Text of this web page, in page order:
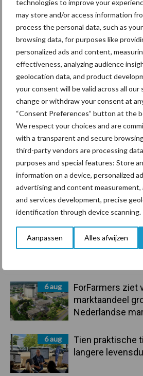
technologies to improve your
may store and/or access information
process the personal data, such as
browsing data, for purposes like
personalized ads and content,
effectiveness, analyzing audience
geolocation data, and product
your consent will be valid across all our
change or withdraw your consent at
“Consent Preferences” button at the
We respect your choices and are
with a transparent and secure
third-party vendors are processing
purposes and special features: Store
information on a device, personalized
advertising and content measurement,
and services development, precise
identification through device scanning.
Aanpassen Alles afwijzen
Primaire
Sidebar
Recent nieuws
droogte en
handel in de greep
De speenhuid:
onderschatte
6 aug
ForFarmers ziet
marktaandeel
Nederlandse
6 aug
Tien praktische
langere
Beregening
Toon meer